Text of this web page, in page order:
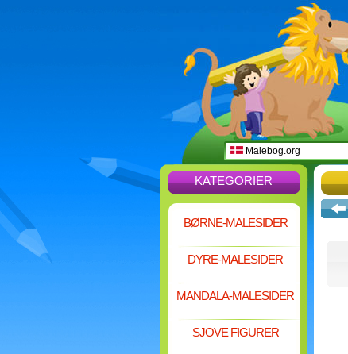
Malebog.org
KATEGORIER
BØRNE-MALESIDER
DYRE-MALESIDER
MANDALA-MALESIDER
SJOVE FIGURER